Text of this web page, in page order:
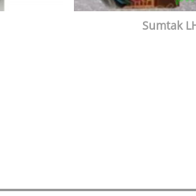
Sumtak